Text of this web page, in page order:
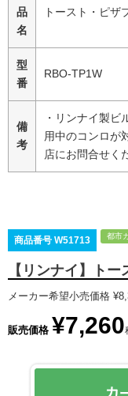
品
名
トースト・ピザ
型
番
RBO-TP1W
備
考
・リンナイ製ビ
用中のコンロが
店にお問合せく
商品番号 W51713 都市
【リンナイ】ト
メーカー希望小売価格 ¥
販売価格 ¥7,260